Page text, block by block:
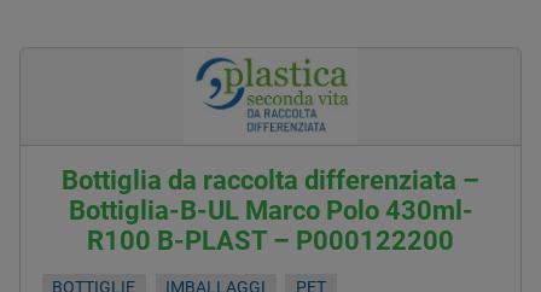
Bottiglia da raccolta differenziata –
Bottiglia-B-UL Marco Polo 430ml-
R100 B-PLAST – P000122200
BOTTIGLIE IMBALLAGGI
PET